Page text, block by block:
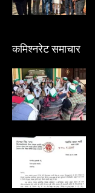
कमिश्नरेट समाचार